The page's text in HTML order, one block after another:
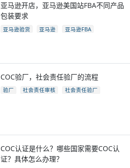
亚马逊开店，亚马逊美国站FBA不同产品
包装要求
亚马逊验货 亚马逊
亚马逊FBA
COC验厂，社会责任验厂的流程
验厂 社会责任审核
社会责任验厂
COC认证是什么？哪些国家需要COC认
证？具体怎么办理？